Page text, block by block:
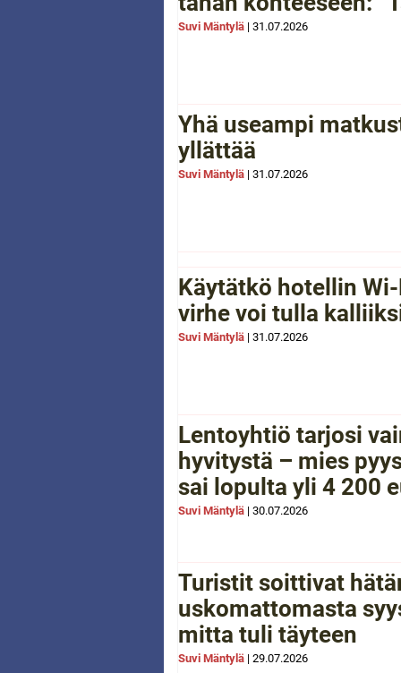
Suvi Mäntylä | 31.07.2026
Yhä useampi
yllättää
Suvi Mäntylä | 31.07.2026
Käytätkö hotellin
virhe voi tulla
Suvi Mäntylä | 31.07.2026
Lentoyhtiö tarjosi
hyvitystä – mies
sai lopulta yli 4 200
Suvi Mäntylä | 30.07.2026
Turistit soittivat
uskomattomasta
mitta tuli täyteen
Suvi Mäntylä | 29.07.2026